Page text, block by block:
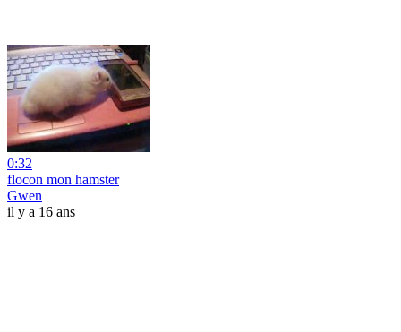
0:32
flocon mon hamster
Gwen
il y a 16 ans